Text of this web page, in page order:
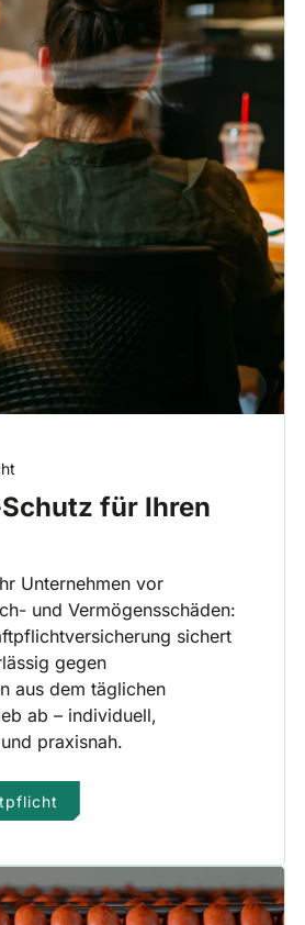
für Ihren
Unternehmen vor
und Vermögensschäden:
sichert
gegen
aus dem täglichen
ab – individuell,
praxisnah.